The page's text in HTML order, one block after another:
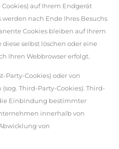
auf Ihrem Endgerät
werden nach Ende Ihres Besuchs
Cookies bleiben auf Ihrem
selbst löschen oder eine
Ihren Webbrowser erfolgt.
Party-Cookies) oder von
Third-Party-Cookies). Third-
Einbindung bestimmter
innerhalb von
von